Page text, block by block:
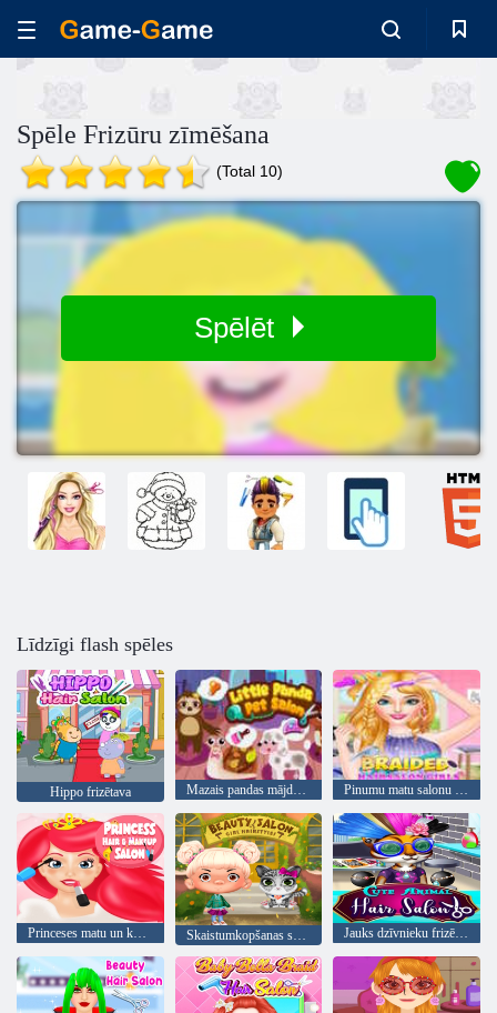
Spēle Frizūru zīmēšana
(Total 10)
Spēlēt
Līdzīgi flash spēles
Hippo frizētava Mazais pandas mājdzīvnieku salons Pinumu matu salonu meitenes
Princeses matu un kosmētikas salons Skaistumkopšanas salonu meiteņu frizūras Jauks dzīvnieku frizētava